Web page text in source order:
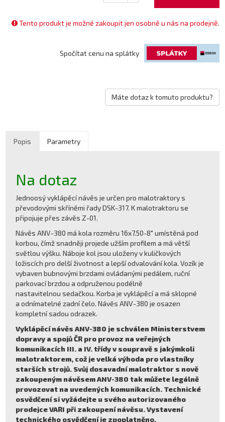
Tento produkt je možné zakoupit jen osobně u nás na prodejně.
Spočítat cenu na splátky
Máte dotaz k tomuto produktu?
Popis Parametry
Na dotaz
Jednoosý vyklápěcí návěs je určen pro malotraktory s
převodovými skříněmi řady DSK-317. K malotraktoru se
připojuje přes závěs Z-01.
Návěs ANV-380 má kola rozměru 16x7.50-8" umístěná pod
korbou, čímž snadněji projede užším profilem a má větší
světlou výšku. Náboje kol jsou uloženy v kuličkových
ložiscích pro delší životnost a lepší odvalování kola. Vozík je
vybaven bubnovými brzdami ovládanými pedálem, ruční
parkovací brzdou a odpruženou podélně
nastavitelnou sedačkou. Korba je vyklápěcí a má sklopné
a odnímatelné zadní čelo. Návěs ANV-380 je osazen
kompletní sadou odrazek.
Vyklápěcí návěs ANV-380 je schválen Ministerstvem
dopravy a spojů ČR pro provoz na veřejných
komunikacích III. a IV. třídy v soupravě s jakýmkoli
malotraktorem, což je velká výhoda pro vlastníky
starších strojů. Svůj dosavadní malotraktor s nově
zakoupeným návěsem ANV-380 tak můžete legálně
provozovat na uvedených komunikacích. Technické
osvědčení si vyžádejte u svého autorizovaného
prodejce VARI při zakoupení návěsu. Vystavení
technického osvědčení je zpoplatněno.